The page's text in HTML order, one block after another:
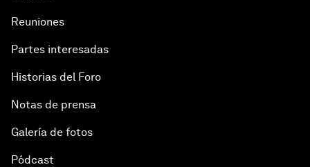
Reuniones
Partes interesadas
Historias del Foro
Notas de prensa
Galería de fotos
Pódcast